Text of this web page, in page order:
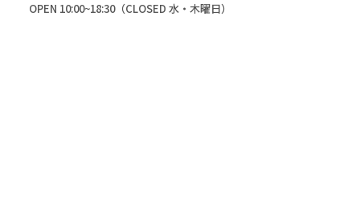
OPEN 10:00~18:30（CLOSED 水・木曜日）